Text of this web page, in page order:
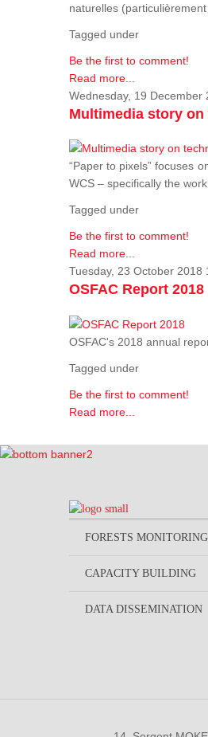
naturelles
Tagged under
Be the first to comment!
Read more...
Wednesday, 19 December
Multimedia story
“Paper to pixels” focuses
WCS – specifically the
Tagged under
Be the first to comment!
Read more...
Tuesday, 23 October 2018
OSFAC Report 2018
OSFAC's 2018 annual
Tagged under
Be the first to comment!
Read more...
FORESTS MONITORING
CAPACITY BUILDING
DATA DISSEMINATION